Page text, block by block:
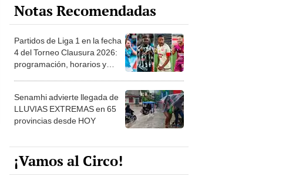
Notas Recomendadas
Partidos de Liga 1 en la fecha
4 del Torneo Clausura 2026:
programación, horarios y
Senamhi advierte llegada de
LLUVIAS EXTREMAS en 65
provincias desde HOY
¡Vamos al Circo!